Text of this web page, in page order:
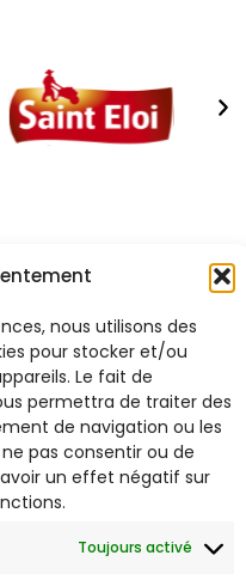
nous utilisons des
pour stocker et/ou
Le fait de
permettra de traiter des
de navigation ou les
pas consentir ou de
un effet négatif sur
Toujours activé
et cagnottez
vos marques
!